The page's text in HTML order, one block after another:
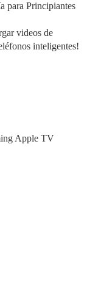
para Principiantes
videos de
inteligentes!
Apple TV